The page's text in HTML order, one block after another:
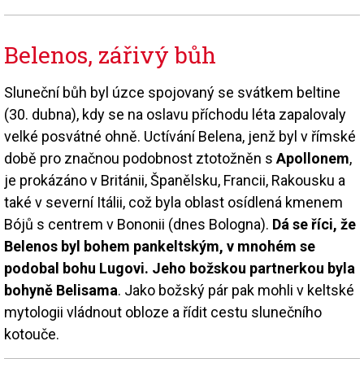
Belenos, zářivý bůh
Sluneční bůh byl úzce spojovaný se svátkem beltine
(30. dubna), kdy se na oslavu příchodu léta zapalovaly
velké posvátné ohně. Uctívání Belena, jenž byl v římské
době pro značnou podobnost ztotožněn s Apollonem,
je prokázáno v Británii, Španělsku, Francii, Rakousku a
také v severní Itálii, což byla oblast osídlená kmenem
Bójů s centrem v Bononii (dnes Bologna). Dá se říci, že
Belenos byl bohem pankeltským, v mnohém se
podobal bohu Lugovi. Jeho božskou partnerkou byla
bohyně Belisama. Jako božský pár pak mohli v keltské
mytologii vládnout obloze a řídit cestu slunečního
kotouče.